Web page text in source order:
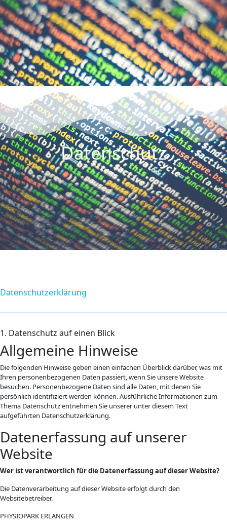
Datenschutz
Datenschutzerklärung
1. Datenschutz auf einen Blick
Allgemeine Hinweise
Die folgenden Hinweise geben einen einfachen Überblick darüber, was mit
Ihren personenbezogenen Daten passiert, wenn Sie unsere Website
besuchen. Personenbezogene Daten sind alle Daten, mit denen Sie
persönlich identifiziert werden können. Ausführliche Informationen zum
Thema Datenschutz entnehmen Sie unserer unter diesem Text
aufgeführten Datenschutzerklärung.
Datenerfassung auf unserer
Website
Wer ist verantwortlich für die Datenerfassung auf dieser Website?
Die Datenverarbeitung auf dieser Website erfolgt durch den
Websitebetreiber.
PHYSIOPARK ERLANGEN